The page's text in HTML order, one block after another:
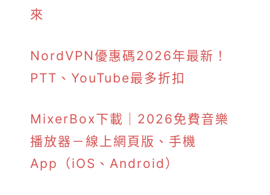
來
NordVPN優惠碼2026年最新！
PTT、YouTube最多折扣
MixerBox下載｜2026免費音樂
播放器－線上網頁版、手機
App（iOS、Android）